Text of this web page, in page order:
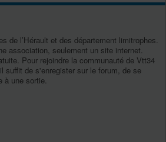
de l’Hérault et des département limitrophes.
association, seulement un site internet.
Pour rejoindre la communauté de Vtt34
suffit de s'enregister sur le forum, de se
à une sortie.